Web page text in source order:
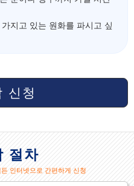
지고 있는 원화를 파시고 싶
신청
절차
인터넷으로 간편하게 신청